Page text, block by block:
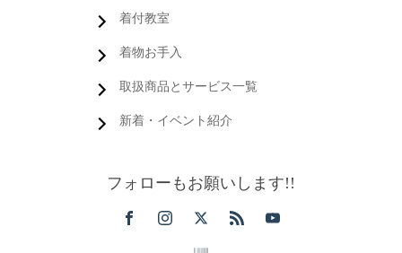
着付教室
着物お手入
取扱商品とサービス一覧
新着・イベント紹介
フォローもお願いします!!